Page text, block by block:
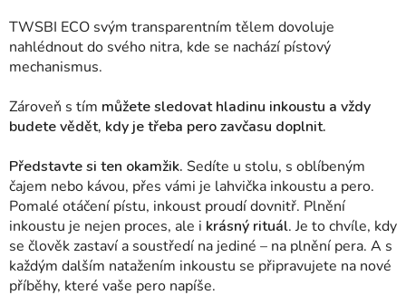
TWSBI ECO svým transparentním tělem dovoluje
nahlédnout do svého nitra, kde se nachází pístový
mechanismus.
Zároveň s tím můžetesledovat hladinu inkoustu a vždy
budete vědět, kdy je třeba pero zavčasu doplnit.
Představte si ten okamžik. Sedíte u stolu, s oblíbeným
čajem nebo kávou, přes vámi je lahvička inkoustu a pero.
Pomalé otáčení pístu, inkoust proudí dovnitř. Plnění
inkoustu je nejen proces, ale i krásný rituál. Je to chvíle, kdy
se člověk zastaví a soustředí na jediné – na plnění pera. A s
každým dalším natažením inkoustu se připravujete na nové
příběhy, které vaše pero napíše.